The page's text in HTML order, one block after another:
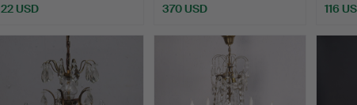
22 USD 370 USD 116